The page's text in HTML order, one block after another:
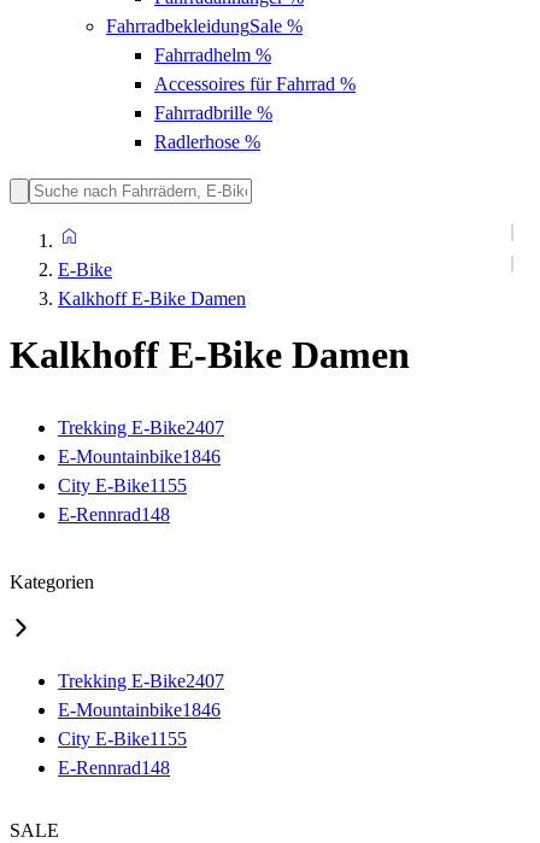
FahrradbekleidungSale %
Fahrradhelm %
Accessoires für Fahrrad %
Fahrradbrille %
Radlerhose %
E-Bike
Kalkhoff E-Bike Damen
Kalkhoff E-Bike Damen
Trekking E-Bike2407
E-Mountainbike1846
City E-Bike1155
E-Rennrad148
Kategorien
Trekking E-Bike2407
E-Mountainbike1846
City E-Bike1155
E-Rennrad148
SALE